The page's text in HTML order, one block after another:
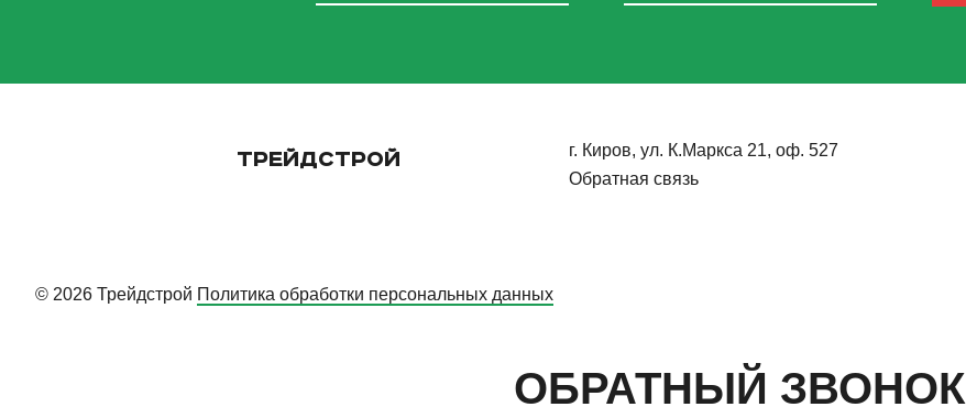
ТРЕЙДСТРОЙ
г. Киров, ул. К.Маркса 21, оф. 527
Обратная связь
© 2026 Трейдстрой Политика обработки персональных данных
ОБРАТНЫЙ ЗВОНОК